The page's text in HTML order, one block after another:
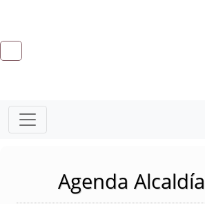
Agenda Alcaldía